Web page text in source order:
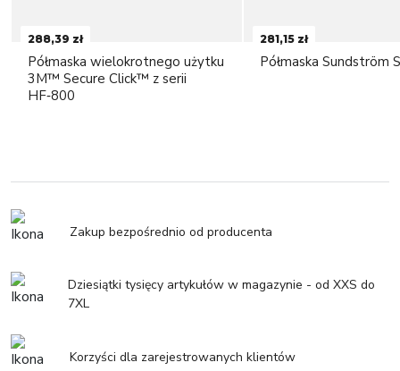
288,39 zł
Półmaska wielokrotnego użytku
3M™ Secure Click™ z serii
HF‑800
281,15 zł
Półmaska Sundström
Zakup bezpośrednio od producenta
Dziesiątki tysięcy artykułów w magazynie - od XXS do
7XL
Korzyści dla zarejestrowanych klientów